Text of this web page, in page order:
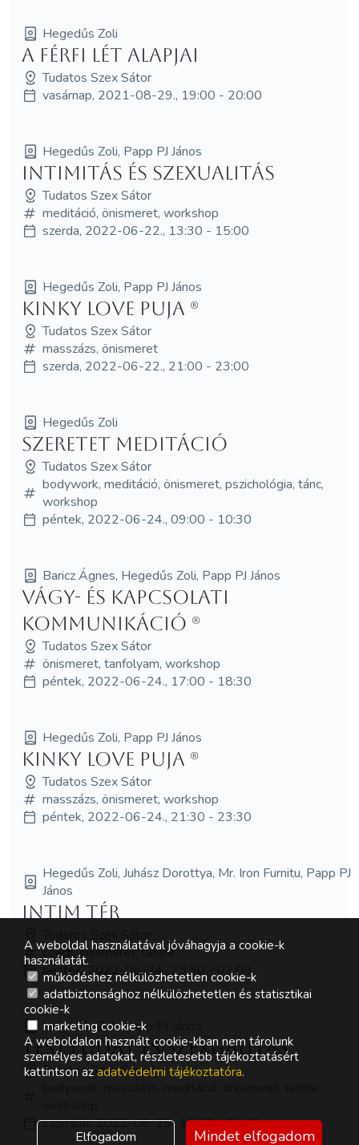
Hegedűs Zoli
A férfi lét alapjai
Tudatos Szex Sátor
vasárnap, 2021-08-29., 19:00 - 20:00
Hegedűs Zoli, Papp PJ János
Intimitás és szexualitás
Tudatos Szex Sátor
meditáció, önismeret, workshop
szerda, 2022-06-22., 13:30 - 15:00
Hegedűs Zoli, Papp PJ János
Kinky Love Puja (R)
Tudatos Szex Sátor
masszázs, önismeret
szerda, 2022-06-22., 21:00 - 23:00
Hegedűs Zoli
Szeretet meditáció
Tudatos Szex Sátor
bodywork, meditáció, önismeret, pszichológia, tánc,
workshop
péntek, 2022-06-24., 09:00 - 10:30
Baricz Ágnes, Hegedűs Zoli, Papp PJ János
Vágy- és kapcsolati
kommunikáció (R)
Tudatos Szex Sátor
önismeret, tanfolyam, workshop
péntek, 2022-06-24., 17:00 - 18:30
Hegedűs Zoli, Papp PJ János
Kinky Love Puja (R)
Tudatos Szex Sátor
masszázs, önismeret, workshop
péntek, 2022-06-24., 21:30 - 23:30
Hegedűs Zoli, Juhász Dorottya, Mr. Iron Furnitu, Papp PJ
János
Intim tér
Tudatos Szex Sátor
coach, önismeret, tantra
péntek, 2022-06-24., 23:30 - 02:00
Hegedűs Zoli, Papp PJ János
Testtudat és szexualitás
Tudatos Szex Sátor
szombat, 2022-06-25., 19:30 - 21:00
A weboldal használatával jóváhagyja a cookie-k
használatát.
működéshez nélkülözhetetlen cookie-k
adatbiztonsághoz nélkülözhetetlen és statisztikai
cookie-k
marketing cookie-k
A weboldalon használt cookie-kban nem tárolunk
személyes adatokat, részletesebb tájékoztatásért
kattintson az adatvédelmi tájékoztatóra.
Elfogadom Mindet elfogadom